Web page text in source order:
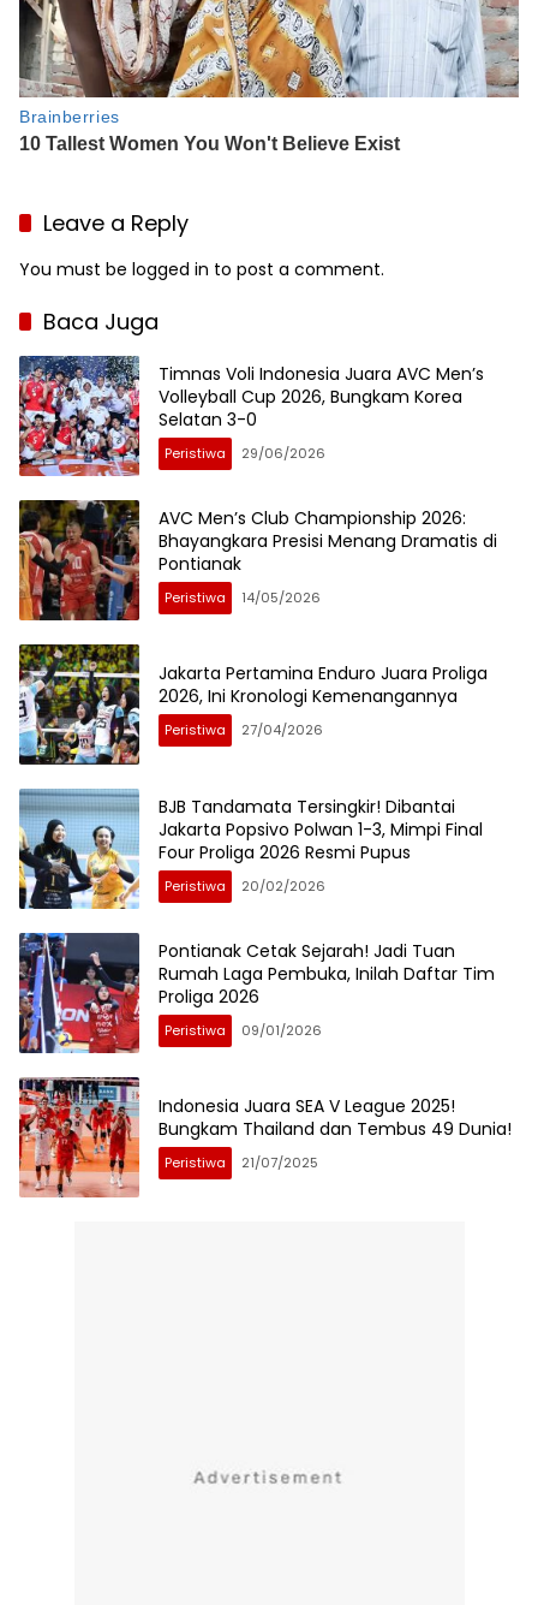
Leave a Reply
You must be logged in to post a comment.
Baca Juga
Timnas Voli Indonesia Juara AVC Men’s
Volleyball Cup 2026, Bungkam Korea
Selatan 3-0
Peristiwa 29/06/2026
AVC Men’s Club Championship 2026:
Bhayangkara Presisi Menang Dramatis di
Pontianak
Peristiwa 14/05/2026
Jakarta Pertamina Enduro Juara Proliga
2026, Ini Kronologi Kemenangannya
Peristiwa 27/04/2026
BJB Tandamata Tersingkir! Dibantai
Jakarta Popsivo Polwan 1-3, Mimpi Final
Four Proliga 2026 Resmi Pupus
Peristiwa 20/02/2026
Pontianak Cetak Sejarah! Jadi Tuan
Rumah Laga Pembuka, Inilah Daftar Tim
Proliga 2026
Peristiwa 09/01/2026
Indonesia Juara SEA V League 2025!
Bungkam Thailand dan Tembus 49 Dunia!
Peristiwa 21/07/2025